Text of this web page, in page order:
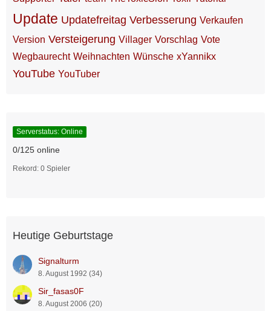
Update Updatefreitag Verbesserung Verkaufen
Version Versteigerung Villager Vorschlag Vote
Wegbaurecht Weihnachten Wünsche xYannikx
YouTube YouTuber
Serverstatus: Online
0/125 online
Rekord: 0 Spieler
Heutige Geburtstage
Signalturm
8. August 1992 (34)
Sir_fasas0F
8. August 2006 (20)